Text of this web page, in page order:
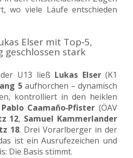
wo viele Läufe entschieden
Elser mit Top‑5,
geschlossen stark
U13 ließ Lukas Elser(K1
5aufhorchen – dynamisch
kontrolliert in den heiklen
Pablo Caamaño‑Pfister (ÖAV
12, Samuel Kammerlander
18. Drei Vorarlberger in der
ist ein Ausrufezeichen und
Die Basis stimmt.